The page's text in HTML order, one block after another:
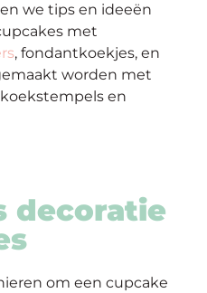
we tips en ideeën
met
, fondantkoekjes, en
worden met
en
decoratie
om een cupcake